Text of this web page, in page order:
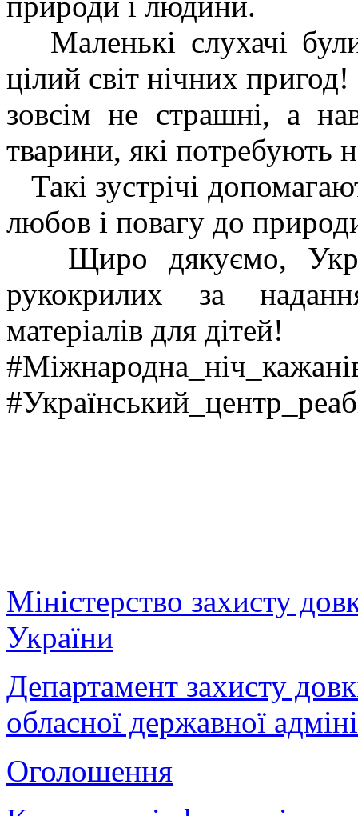
Маленькі слухачі
цілий світ нічних
зовсім не страшні, а
тварини, які потребують
Такі зустрічі
любов і повагу до
Щиро дякуємо,
рукокрилих за
матеріалів для дітей!
Міністерство захисту
України
Департамент захисту
обласної державної
Оголошення